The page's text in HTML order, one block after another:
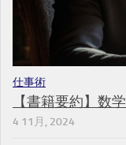
仕事術
【書籍要約】数
4 11月, 2024